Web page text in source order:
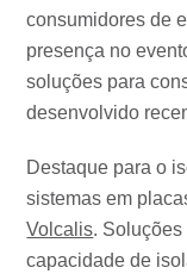
consumidores de
presença no
soluções para
desenvolvido
Destaque para o
sistemas em
Volcalis.
capacidade de